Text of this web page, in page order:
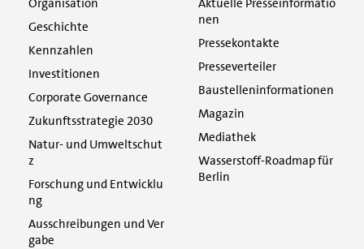
Geschichte
Kennzahlen
Investitionen
Corporate Governance
Zukunftsstrategie 2030
Natur- und Umweltschut
z
Forschung und Entwicklu
ng
Ausschreibungen und Ver
gabe
nen
Pressekontakte
Presseverteiler
Baustelleninformationen
Magazin
Mediathek
Wasserstoff-Roadmap für
Berlin